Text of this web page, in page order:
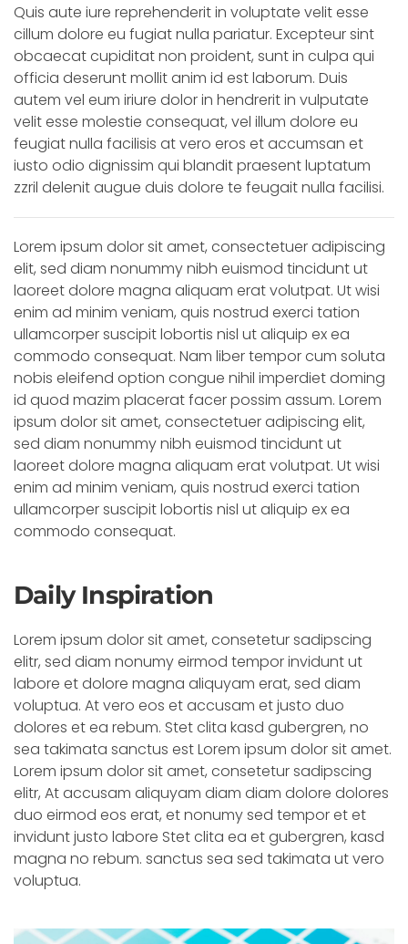
Quis aute iure reprehenderit in voluptate velit esse
cillum dolore eu fugiat nulla pariatur. Excepteur sint
obcaecat cupiditat non proident, sunt in culpa qui
officia deserunt mollit anim id est laborum. Duis
autem vel eum iriure dolor in hendrerit in vulputate
velit esse molestie consequat, vel illum dolore eu
feugiat nulla facilisis at vero eros et accumsan et
iusto odio dignissim qui blandit praesent luptatum
zzril delenit augue duis dolore te feugait nulla facilisi.
Lorem ipsum dolor sit amet, consectetuer adipiscing
elit, sed diam nonummy nibh euismod tincidunt ut
laoreet dolore magna aliquam erat volutpat. Ut wisi
enim ad minim veniam, quis nostrud exerci tation
ullamcorper suscipit lobortis nisl ut aliquip ex ea
commodo consequat. Nam liber tempor cum soluta
nobis eleifend option congue nihil imperdiet doming
id quod mazim placerat facer possim assum. Lorem
ipsum dolor sit amet, consectetuer adipiscing elit,
sed diam nonummy nibh euismod tincidunt ut
laoreet dolore magna aliquam erat volutpat. Ut wisi
enim ad minim veniam, quis nostrud exerci tation
ullamcorper suscipit lobortis nisl ut aliquip ex ea
commodo consequat.
Daily Inspiration
Lorem ipsum dolor sit amet, consetetur sadipscing
elitr, sed diam nonumy eirmod tempor invidunt ut
labore et dolore magna aliquyam erat, sed diam
voluptua. At vero eos et accusam et justo duo
dolores et ea rebum. Stet clita kasd gubergren, no
sea takimata sanctus est Lorem ipsum dolor sit amet.
Lorem ipsum dolor sit amet, consetetur sadipscing
elitr, At accusam aliquyam diam diam dolore dolores
duo eirmod eos erat, et nonumy sed tempor et et
invidunt justo labore Stet clita ea et gubergren, kasd
magna no rebum. sanctus sea sed takimata ut vero
voluptua.